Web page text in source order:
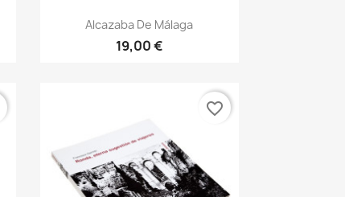
Vista rápida
Alcazaba De Málaga
19,00 €
favorite_border